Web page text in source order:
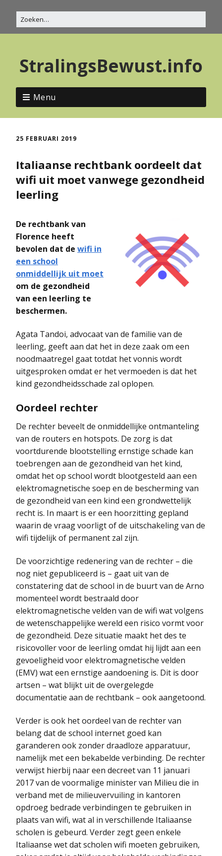
StralingsBewust.info
Menu
25 FEBRUARI 2019
Italiaanse rechtbank oordeelt dat
wifi uit moet vanwege gezondheid
leerling
De rechtbank van
Florence heeft
bevolen dat de wifi in
een school
onmiddellijk uit moet
om de gezondheid
van een leerling te
beschermen.
Agata Tandoi, advocaat van de familie van de
leerling, geeft aan dat het in deze zaak om een
noodmaatregel gaat totdat het vonnis wordt
uitgesproken omdat er het vermoeden is dat het
kind gezondheidsschade zal oplopen.
Oordeel rechter
De rechter beveelt de onmiddellijke ontmanteling
van de routers en hotspots. De zorg is dat
voortdurende blootstelling ernstige schade kan
toebrengen aan de gezondheid van het kind,
omdat het op school wordt blootgesteld aan een
elektromagnetische soep en de bescherming van
de gezondheid van een kind een grondwettelijk
recht is. In maart is er een hoorzitting gepland
waarin de vraag voorligt of de uitschakeling van de
wifi tijdelijk of permanent zal zijn.
De voorzichtige redenering van de rechter – die
nog niet gepubliceerd is – gaat uit van de
constatering dat de school in de buurt van de Arno
momenteel wordt bestraald door
elektromagnetische velden van de wifi wat volgens
de wetenschappelijke wereld een risico vormt voor
de gezondheid. Deze situatie maakt het des te
risicovoller voor de leerling omdat hij lijdt aan een
gevoeligheid voor elektromagnetische velden
(EMV) wat een ernstige aandoening is. Dit is door
artsen – wat blijkt uit de overgelegde
documentatie aan de rechtbank – ook aangetoond.
Verder is ook het oordeel van de rechter van
belang dat de school internet goed kan
garanderen ook zonder draadloze apparatuur,
namelijk met een bekabelde verbinding. De rechter
verwijst hierbij naar een decreet van 11 januari
2017 van de voormalige minister van Milieu die in
verband met de milieuvervuiling in kantoren
opdroeg bedrade verbindingen te gebruiken in
plaats van wifi, wat al in verschillende Italiaanse
scholen is gebeurd. Verder zegt geen enkele
Italiaanse wet dat scholen wifi moeten gebruiken,